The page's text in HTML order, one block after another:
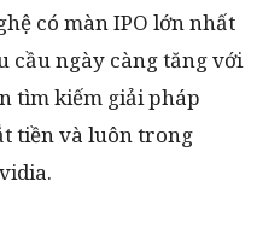
có màn IPO lớn nhất
cầu ngày càng tăng với
tìm kiếm giải pháp
tiền và luôn trong